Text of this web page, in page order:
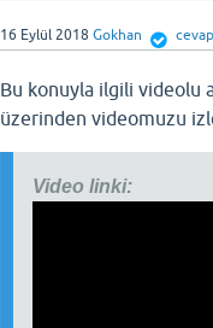
16 Eylül 2018 Gokhan
Bu konuyla ilgili videolu
üzerinden videomuzu
Video linki: